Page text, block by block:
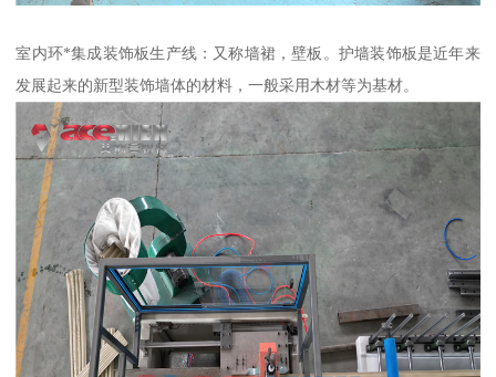
室内环*集成装饰板生产线：又称墙裙，壁板。护墙装饰板是近年来
发展起来的新型装饰墙体的材料，一般采用木材等为基材。